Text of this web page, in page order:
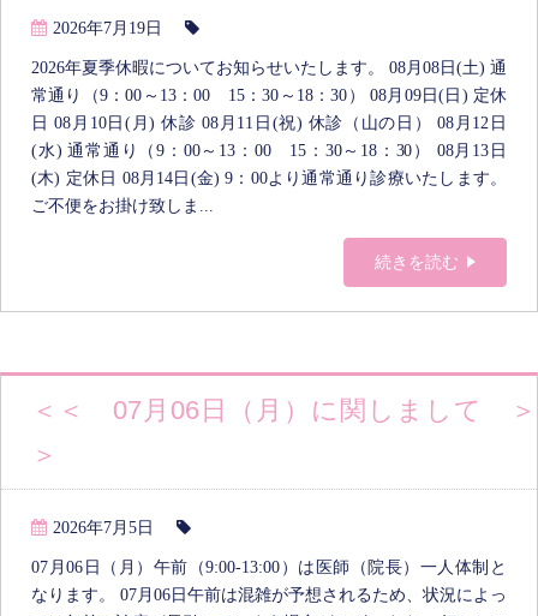
2026年7月19日
2026年夏季休暇についてお知らせいたします。 08月08日(土) 通
常通り（9：00～13：00 15：30～18：30） 08月09日(日) 定休
日 08月10日(月) 休診 08月11日(祝) 休診（山の日） 08月12日
(水) 通常通り（9：00～13：00 15：30～18：30） 08月13日
(木) 定休日 08月14日(金) 9：00より通常通り診療いたします。
ご不便をお掛け致しま...
続きを読む
＜＜ 07月06日（月）に関しまして ＞
＞
2026年7月5日
07月06日（月）午前（9:00-13:00）は医師（院長）一人体制と
なります。 07月06日午前は混雑が予想されるため、状況によっ